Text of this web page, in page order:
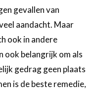
gevallen van
aandacht. Maar
ook in andere
ook belangrijk om als
gedrag geen plaats
is de beste remedie,